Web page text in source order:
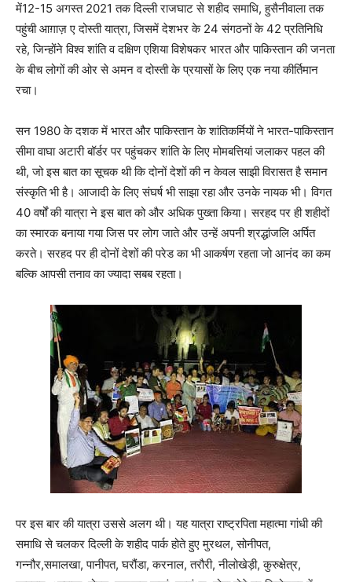
में12-15 अगस्त 2021तक दिल्ली राजघाट से शहीद समाधि,हुसैनीवाला तक
पहुंची आग़ाज़ ए दोस्ती यात्रा,जिसमें देशभर के 24संगठनों के42प्रतिनिधि
रहे, जिन्होंने विश्व शांति व दक्षिण एशिया विशेषकर भारत और पाकिस्तान की जनता
के बीच लोगों की ओर से अमन व दोस्ती के प्रयासों के लिए एक नया कीर्तिमान
रचा।
सन 1980के दशक में भारत और पाकिस्तान के शांतिकर्मियों ने भारत-पाकिस्तान
सीमा वाघा अटारी बॉर्डर पर पहुंचकर शांति के लिए मोमबत्तियां जलाकर पहल की
थी, जो इस बात का सूचक थी कि दोनों देशों की न केवल साझी विरासत है समान
संस्कृति भी है। आजादी के लिए संघर्ष भी साझा रहा और उनके नायक भी। विगत
40वर्षों की यात्रा ने इस बात को और अधिक पुख्ता किया। सरहद पर ही शहीदों
का स्मारक बनाया गया जिस पर लोग जाते और उन्हें अपनी श्रद्धांजलि अर्पित
करते। सरहद पर ही दोनों देशों की परेड का भी आकर्षण रहता जो आनंद का कम
बल्कि आपसी तनाव का ज्यादा सबब रहता।
पर इस बार की यात्रा उससे अलग थी। यह यात्रा राष्ट्रपिता महात्मा गांधी की
समाधि से चलकर दिल्ली के शहीद पार्क होते हुए मुरथल,सोनीपत,
गन्नौर,समालखा, पानीपत,घरौंडा, करनाल,तरौरी, नीलोखेड़ी,कुरुक्षेत्र,